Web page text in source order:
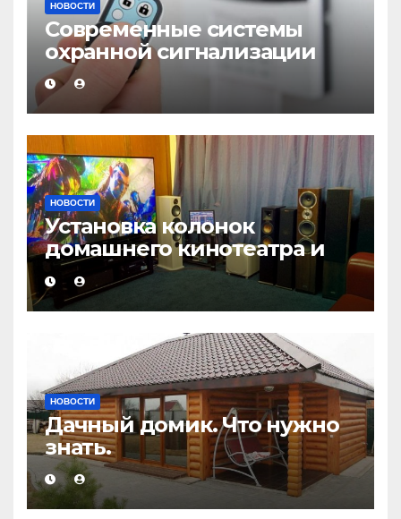
НОВОСТИ
Современные системы
охранной сигнализации
НОВОСТИ
Установка колонок
домашнего кинотеатра и
настройка звука
НОВОСТИ
Дачный домик. Что нужно
знать.